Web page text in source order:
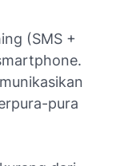
(SMS +
pura